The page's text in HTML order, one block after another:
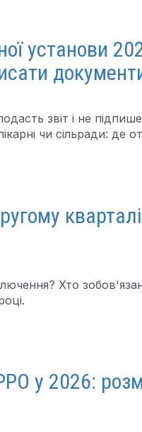
установи
звіт і не
чи сільради: де
Хто
у 2026: